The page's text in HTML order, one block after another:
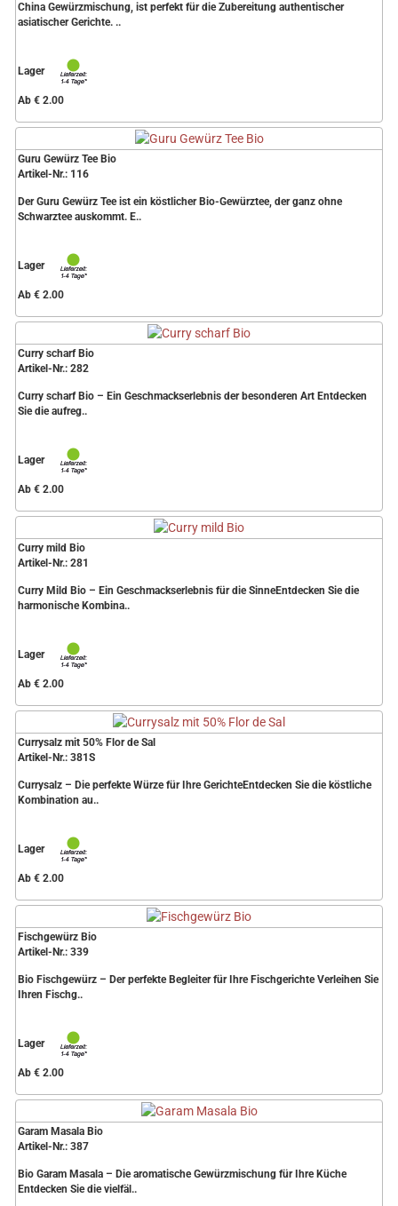
China Gewürzmischung, ist perfekt für die Zubereitung authentischer
asiatischer Gerichte. ..
Lager
Ab € 2.00
Guru Gewürz Tee Bio
Artikel-Nr.: 116
Der Guru Gewürz Tee ist ein köstlicher Bio-Gewürztee, der ganz ohne
Schwarztee auskommt. E..
Lager
Ab € 2.00
Curry scharf Bio
Artikel-Nr.: 282
Curry scharf Bio – Ein Geschmackserlebnis der besonderen Art Entdecken
Sie die aufreg..
Lager
Ab € 2.00
Curry mild Bio
Artikel-Nr.: 281
Curry Mild Bio – Ein Geschmackserlebnis für die SinneEntdecken Sie die
harmonische Kombina..
Lager
Ab € 2.00
Currysalz mit 50% Flor de Sal
Artikel-Nr.: 381S
Currysalz – Die perfekte Würze für Ihre GerichteEntdecken Sie die köstliche
Kombination au..
Lager
Ab € 2.00
Fischgewürz Bio
Artikel-Nr.: 339
Bio Fischgewürz – Der perfekte Begleiter für Ihre Fischgerichte Verleihen Sie
Ihren Fischg..
Lager
Ab € 2.00
Garam Masala Bio
Artikel-Nr.: 387
Bio Garam Masala – Die aromatische Gewürzmischung für Ihre Küche
Entdecken Sie die vielfäl..